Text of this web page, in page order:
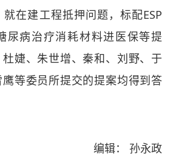
在建工程抵押问题，标配ESP
尿病治疗消耗材料进医保等提
婕、朱世增、秦和、刘野、于
等委员所提交的提案均得到答
编辑： 孙永政